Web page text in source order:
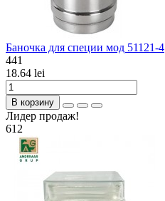
Баночка для специи мод 51121-4
441
18.64 lei
В корзину
Лидер продаж!
612